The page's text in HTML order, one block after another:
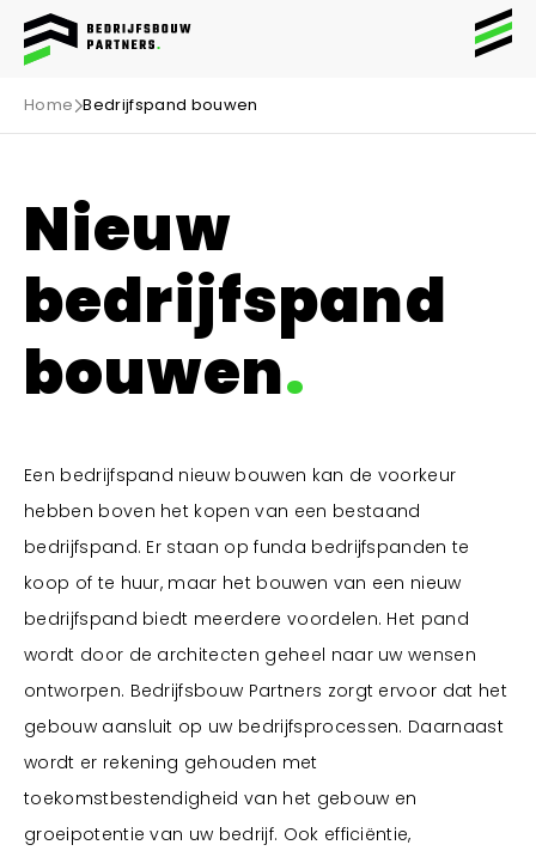
Bekijk projecten
Bekijk projecten
Bekijk projecten
Bekijk projecten
Bekijk projecten
Specialisaties
Bedrijfspanden
Bedrijfshallen
Productieruimte
Opslagruimten
Kantoren
Showrooms
Automotive
Commercieel vastgoed
Logistiek
Industriebouw
Utiliteitsbouw
Werken bij
Werkwijze
Updates
Contact
Home Bedrijfspand bouwen
Nieuw
bedrijfspand
bouwen
Een bedrijfspand nieuw bouwen kan de voorkeur
hebben boven het kopen van een bestaand
bedrijfspand. Er staan op funda bedrijfspanden te
koop of te huur, maar het bouwen van een nieuw
bedrijfspand biedt meerdere voordelen. Het pand
wordt door de architecten geheel naar uw wensen
ontworpen. Bedrijfsbouw Partners zorgt ervoor dat het
gebouw aansluit op uw bedrijfsprocessen. Daarnaast
wordt er rekening gehouden met
toekomstbestendigheid van het gebouw en
groeipotentie van uw bedrijf. Ook efficiëntie,